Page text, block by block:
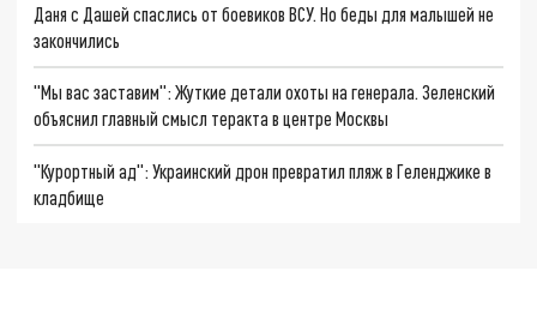
Даня с Дашей спаслись от боевиков ВСУ. Но беды для малышей не
закончились
"Мы вас заставим": Жуткие детали охоты на генерала. Зеленский
объяснил главный смысл теракта в центре Москвы
"Курортный ад": Украинский дрон превратил пляж в Геленджике в
кладбище